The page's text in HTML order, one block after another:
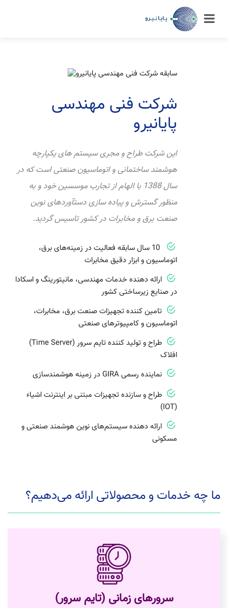
شرکت فنی مهندسی
پایانیرو
این شرکت طراح و مجری سیستم های یکپارچه
هوشمند ساختمانی و اتوماسیون صنعتی است که در
سال 1388 با الهام از تجارب موسسین خود و به
منظور گسترش و پیاده سازی دستآوردهای نوین
صنعت برق و مخابرات در کشور تاسیس گردید.
10 سال سابقه فعالیت در زمینه‌های برق،
اتوماسیون و ابزار دقیق مخابرات
ارائه دهنده خدمات مهندسی، مانیتورینگ و اسکادا
در صنایع زیرساختی کشور
تامین کننده تجهیزات صنعت برق، مخابرات،
اتوماسیون و کامپیوترهای صنعتی
طراح و تولید کننده تایم سرور (Time Server)
افلاک
نماینده رسمی GIRA در زمینه هوشمندسازی
طراح و سازنده تجهیزات مبتنی بر اینترنت اشیاء
(IOT)
ارائه دهنده سیستم‌های نوین هوشمند صنعتی و
مسکونی
ما چه خدمات و محصولاتی ارائه می‌دهیم؟
سرورهای زمانی (تایم سرور)